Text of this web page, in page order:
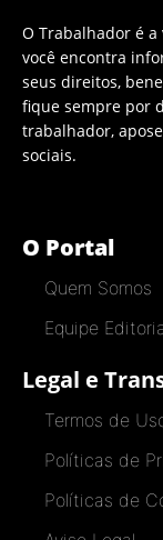
O Trabalhador é
você encontra
seus direitos,
fique sempre por
trabalhador,
sociais.
O Portal
Quem Somos
Equipe
Legal e
Termos de
Políticas de
Políticas de